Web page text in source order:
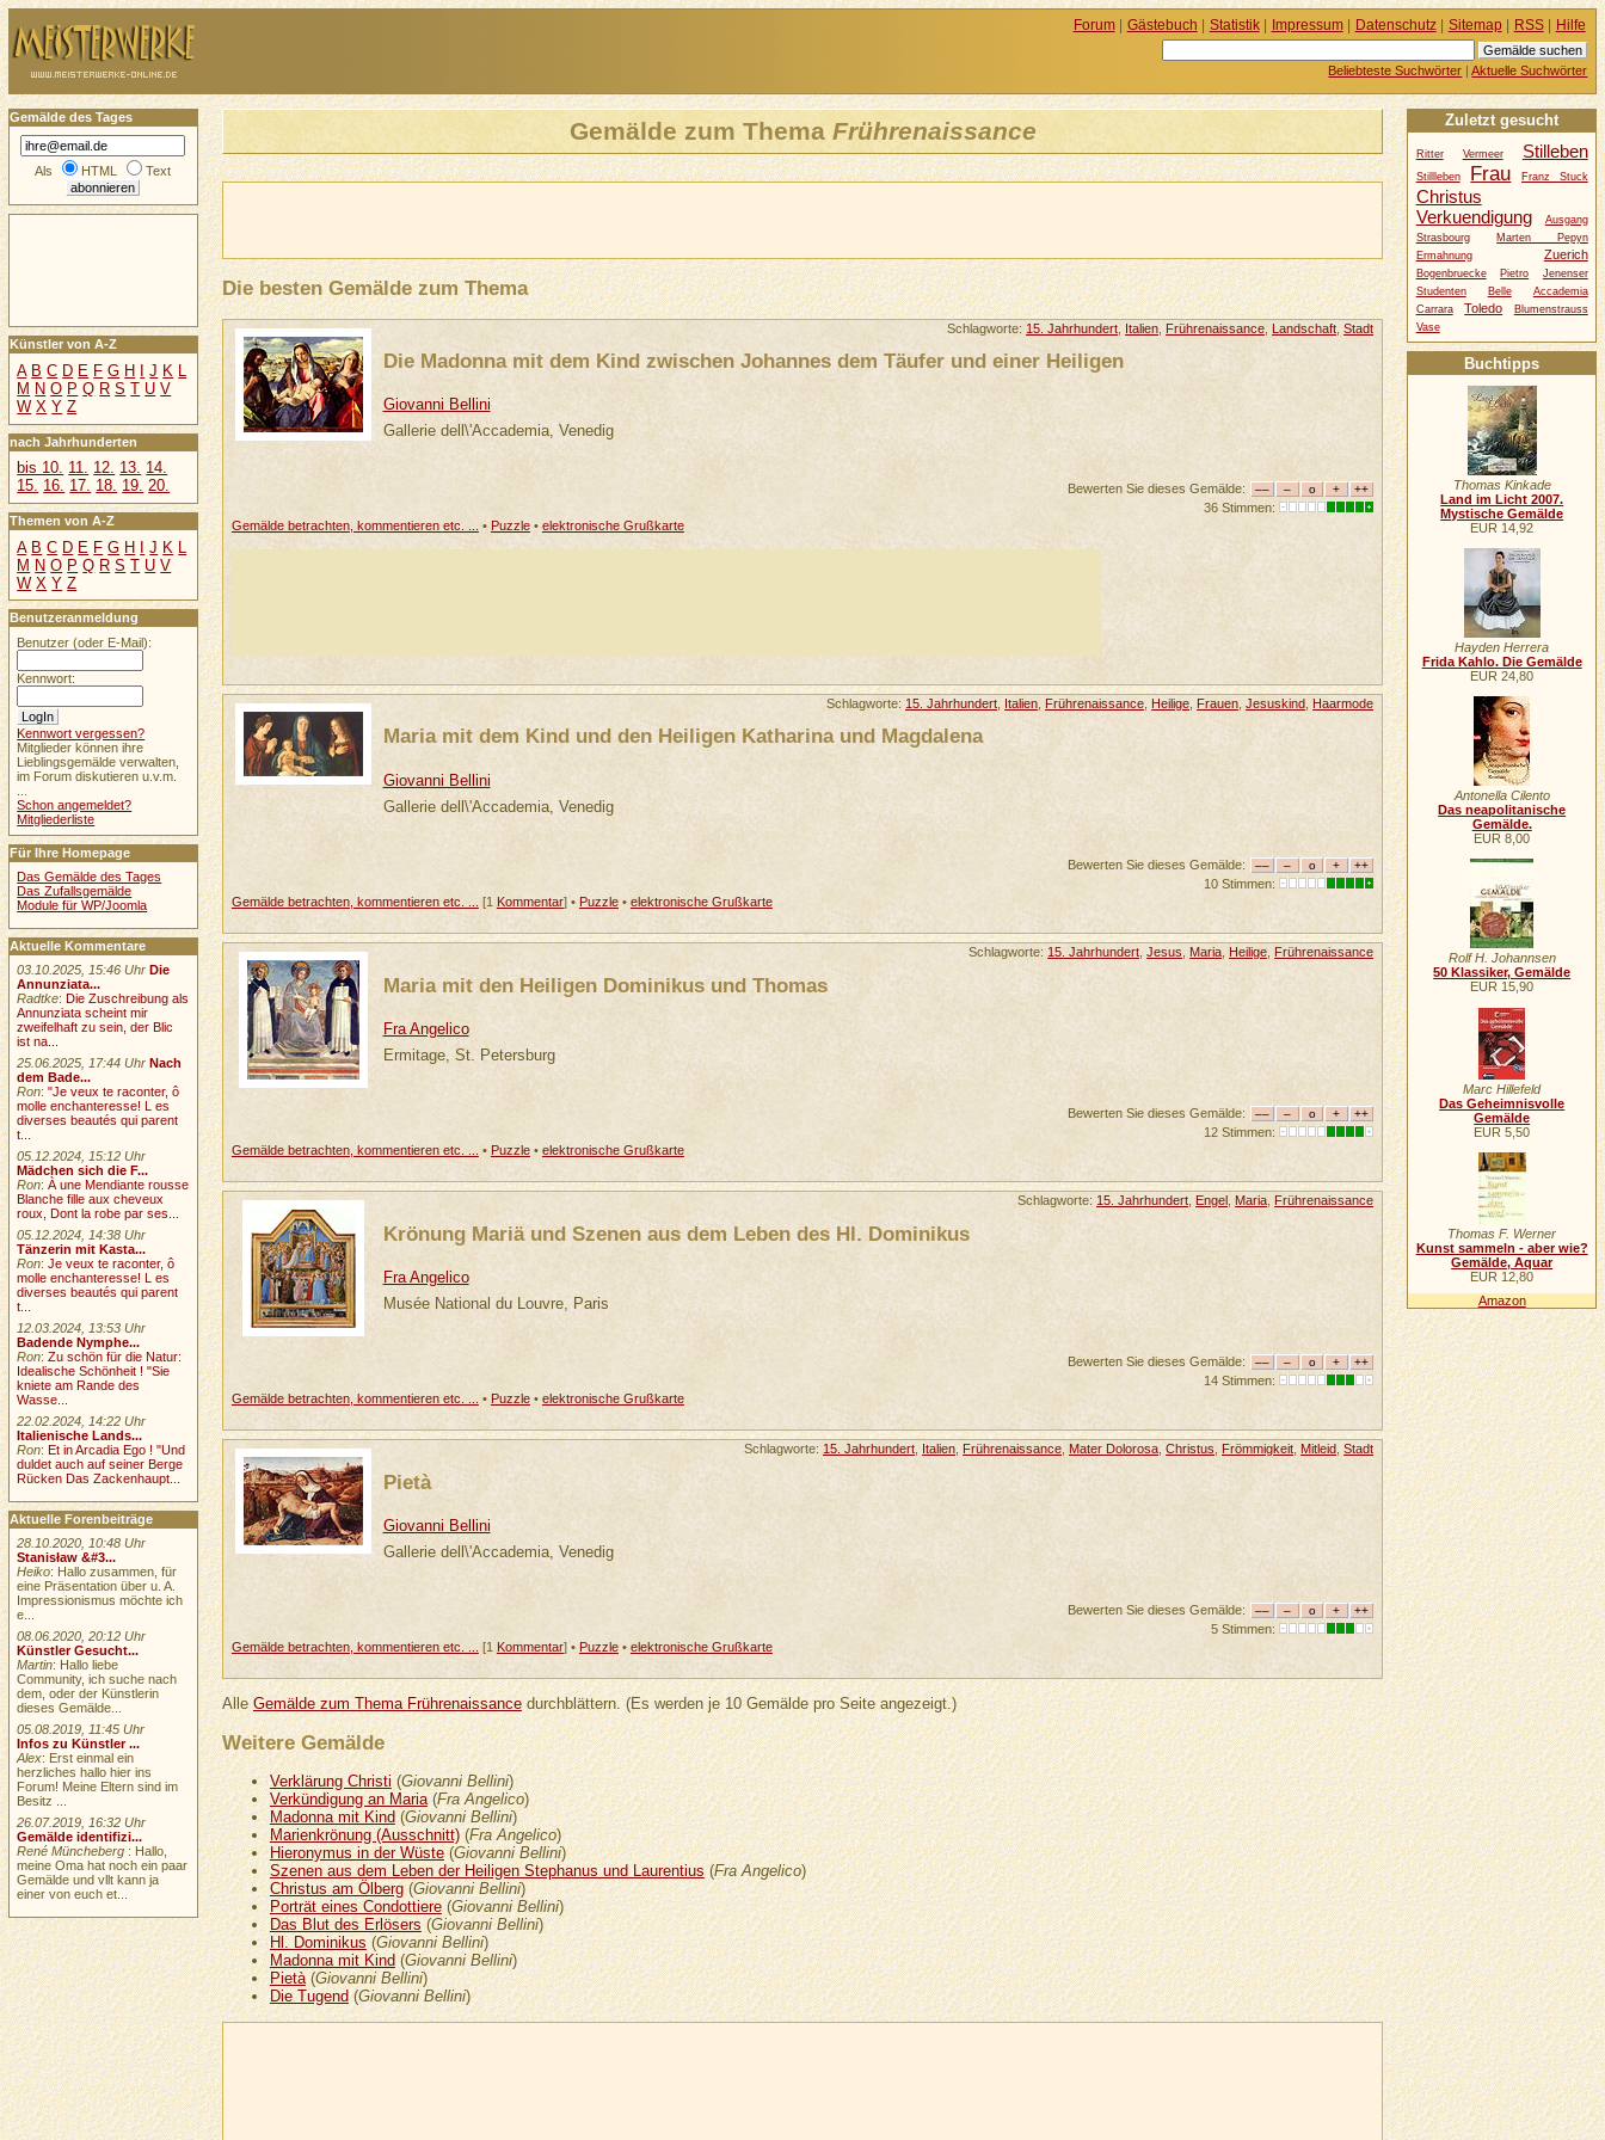
Gemälde zum Thema Frührenaissance
Die besten Gemälde zum Thema
Schlagworte: 15. Jahrhundert Italien Frührenaissance Landschaft ,Stadt
Die Madonna mit dem Kind zwischen Johannes dem Täufer und einer Heiligen
Giovanni Bellini
Gallerie dell\'Accademia, Venedig
Bewerten Sie dieses Gemälde:
36 Stimmen:
Gemälde betrachten, kommentieren etc. ...
• Puzzle• elektronische Grußkarte
Schlagworte: 15. Jahrhundert Italien Frührenaissance Heilige Frauen ,Jesuskind Haarmode
Maria mit dem Kind und den Heiligen Katharina und Magdalena
Giovanni Bellini
Gallerie dell\'Accademia, Venedig
Bewerten Sie dieses Gemälde:
10 Stimmen:
Gemälde betrachten, kommentieren etc. ...
[1 Kommentar] • Puzzle• elektronische Grußkarte
Schlagworte: 15. Jahrhundert ,Jesus Maria Heilige Frührenaissance
Maria mit den Heiligen Dominikus und Thomas
Fra Angelico
Ermitage, St. Petersburg
Bewerten Sie dieses Gemälde:
12 Stimmen:
Gemälde betrachten, kommentieren etc. ...
• Puzzle• elektronische Grußkarte
Schlagworte: 15. Jahrhundert Engel Maria Frührenaissance
Krönung Mariä und Szenen aus dem Leben des Hl. Dominikus
Fra Angelico
Musée National du Louvre, Paris
Bewerten Sie dieses Gemälde:
14 Stimmen:
Gemälde betrachten, kommentieren etc. ...
• Puzzle• elektronische Grußkarte
Schlagworte:15. Jahrhundert, Italien, Frührenaissance, Mater Dolorosa,Christus, Frömmigkeit, Mitleid,Stadt
Pietà
Giovanni Bellini
Gallerie dell\'Accademia, Venedig
Bewerten Sie dieses Gemälde:
5 Stimmen:
Gemälde betrachten, kommentieren etc. ...
[1 Kommentar] • Puzzle• elektronische Grußkarte
AlleGemälde zum Thema Frührenaissancedurchblättern. (Es werden je 10 Gemälde pro Seite angezeigt.)
Weitere Gemälde
Verklärung Christi(Giovanni Bellini)
Verkündigung an Maria(Fra Angelico)
Madonna mit Kind(Giovanni Bellini)
Marienkrönung (Ausschnitt)(Fra Angelico)
Hieronymus in der Wüste(Giovanni Bellini)
Szenen aus dem Leben der Heiligen Stephanus und Laurentius(Fra Angelico)
Christus am Ölberg(Giovanni Bellini)
Porträt eines Condottiere(Giovanni Bellini)
Das Blut des Erlösers(Giovanni Bellini)
Hl. Dominikus(Giovanni Bellini)
Madonna mit Kind(Giovanni Bellini)
Pietà(Giovanni Bellini)
Die Tugend(Giovanni Bellini)
Gemälde des Tages
Als HTML Text
Künstler von A-Z
A B C D E F G H J K L
M N O P Q R S T U V
W X Y Z
nach Jahrhunderten
bis 10. 11. 12. 13. 14.
15. 16. 17. 18. 19. 20.
Themen von A-Z
A B C D E F G H I J K L
M N O P Q R S T U V
W X Y Z
Benutzeranmeldung
Benutzer (oder E-Mail):
Kennwort:
Kennwort vergessen?
Mitglieder können ihre
Lieblingsgemälde verwalten,
im Forum diskutieren u.v.m.
Schon angemeldet?
Mitgliederliste
Für Ihre Homepage
Das Gemälde des Tages
Das Zufallsgemälde
Module für WP/Joomla
Aktuelle Kommentare
03.10.2025, 15:46 Uhr Die
Annunziata...
Radtke: Die Zuschreibung als
Annunziata scheint mir
zweifelhaft zu sein, der Blic
ist na...
25.06.2025, 17:44 Uhr Nach
dem Bade...
Ron:"Je veux te raconter, ô
molle enchanteresse! L es
diverses beautés qui parent
t...
05.12.2024, 15:12 Uhr
Mädchen sich die F...
Ron:À une Mendiante rousse
Blanche fille aux cheveux
roux, Dont la robe par ses...
05.12.2024, 14:38 Uhr
Tänzerin mit Kasta...
Ron:Je veux te raconter, ô
molle enchanteresse! L es
diverses beautés qui parent
t...
12.03.2024, 13:53 Uhr
Badende Nymphe...
Ron:Zu schön für die Natur:
Idealische Schönheit ! "Sie
kniete am Rande des
Wasse...
22.02.2024, 14:22 Uhr
Italienische Lands...
Ron:Et in Arcadia Ego ! "Und
duldet auch auf seiner Berge
Rücken Das Zackenhaupt...
Aktuelle Forenbeiträge
28.10.2020, 10:48 Uhr
Stanisław &#3...
Heiko: Hallo zusammen, für
eine Präsentation über u. A.
Impressionismus möchte ich
e...
08.06.2020, 20:12 Uhr
Künstler Gesucht...
Martin: Hallo liebe
Community, ich suche nach
dem, oder der Künstlerin
dieses Gemälde...
05.08.2019, 11:45 Uhr
Infos zu Künstler ...
Alex: Erst einmal ein
herzliches hallo hier ins
Forum! Meine Eltern sind im
Besitz ...
26.07.2019, 16:32 Uhr
Gemälde identifizi...
René Müncheberg : Hallo,
meine Oma hat noch ein paar
Gemälde und vllt kann ja
einer von euch et...
Forum| Gästebuch | Statistik| Impressum| Datenschutz| Sitemap| RSS| Hilfe
Beliebteste Suchwörter |Aktuelle Suchwörter
Zuletzt gesucht
Ritter Vermeer Stilleben
Stillleben Frau Franz Stuck
Christus
Verkuendigung
Ausgang
Strasbourg
Marten Pepyn
Ermahnung
Zuerich
Bogenbruecke Pietro
Jenenser
Studenten
Belle
Accademia
Carrara
Toledo
Blumenstrauss
Vase
Buchtipps
Thomas Kinkade
Land im Licht 2007.
Mystische Gemälde
EUR 14,92
Hayden Herrera
Frida Kahlo. Die Gemälde
EUR 24,80
Antonella Cilento
Das neapolitanische
Gemälde.
EUR 8,00
Rolf H. Johannsen
50 Klassiker, Gemälde
EUR 15,90
Marc Hillefeld
Das Geheimnisvolle
Gemälde
EUR 5,50
Thomas F. Werner
Kunst sammeln - aber wie?
Gemälde, Aquar
EUR 12,80
Amazon